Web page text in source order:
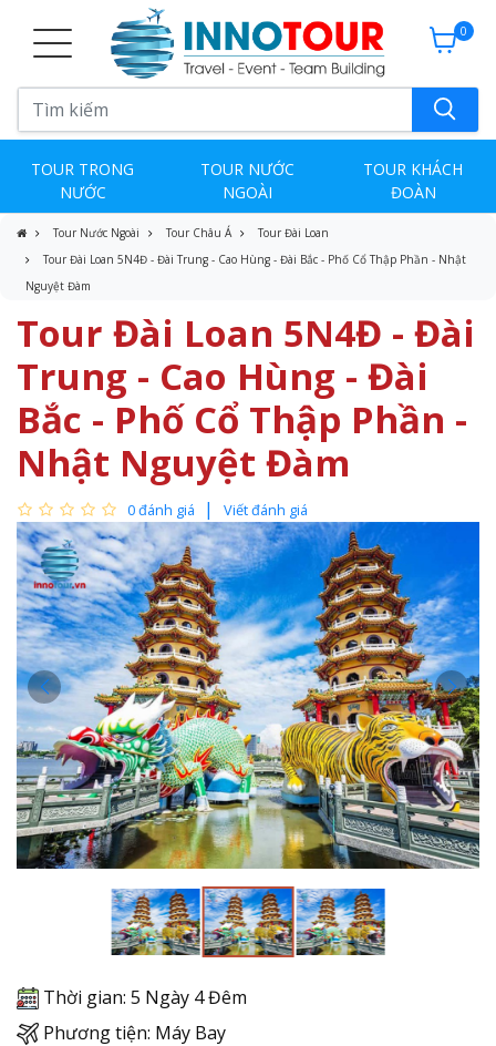
0
TOUR TRONG
NƯỚC
TOUR NƯỚC
NGOÀI
TOUR KHÁCH
ĐOÀN
Tour Nước Ngoài Tour Châu Á
Tour Đài Loan
Tour Đài Loan 5N4Đ - Đài Trung - Cao Hùng - Đài Bắc - Phố Cổ Thập Phần - Nhật
Nguyệt Đàm
Tour Đài Loan 5N4Đ - Đài
Trung - Cao Hùng - Đài
Bắc - Phố Cổ Thập Phần -
Nhật Nguyệt Đàm
0 đánh giá Viết đánh giá
Thời gian: 5 Ngày 4 Đêm
Phương tiện: Máy Bay